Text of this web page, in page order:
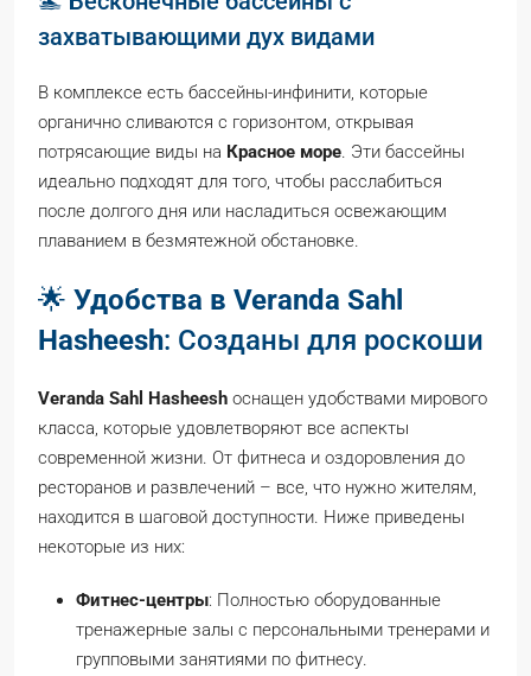
захватывающими дух видами
В комплексе есть бассейны-инфинити, которые
органично сливаются с горизонтом, открывая
потрясающие виды на Красное море. Эти бассейны
идеально подходят для того, чтобы расслабиться
после долгого дня или насладиться освежающим
плаванием в безмятежной обстановке.
🌟 Удобства в Veranda Sahl
Hasheesh: Созданы для роскоши
Veranda Sahl Hasheesh оснащен удобствами мирового
класса, которые удовлетворяют все аспекты
современной жизни. От фитнеса и оздоровления до
ресторанов и развлечений – все, что нужно жителям,
находится в шаговой доступности. Ниже приведены
некоторые из них:
Фитнес-центры: Полностью оборудованные
тренажерные залы с персональными тренерами и
групповыми занятиями по фитнесу.